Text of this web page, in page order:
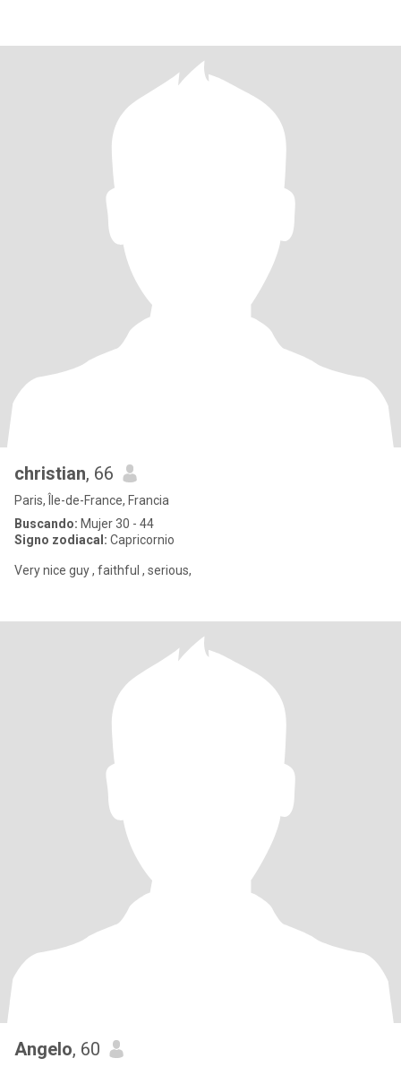
christian, 66
Paris, Île-de-France, Francia
Buscando: Mujer 30 - 44
Signo zodiacal: Capricornio
Very nice guy , faithful , serious,
Angelo, 60